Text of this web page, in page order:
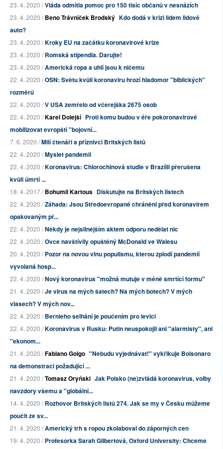
23. 4. 2020 /Vláda odmítla pomoc pro 150 tisíc občanů v nesnázích
23. 4. 2020 /Beno Trávníček Brodský Kdo dodá v krizi lidem lidové
auto?
23. 4. 2020 /Kroky EU na začátku koronavirové krize
23. 4. 2020 /Romská stipendia. Darujte!
23. 4. 2020 /Americká ropa a uhlí jsou k ničemu
22. 4. 2020 /OSN: Světu kvůli koronaviru hrozí hladomor "biblických"
rozměrů
22. 4. 2020 /V USA zemřelo od včerejška 2675 osob
22. 4. 2020 /Karel Dolejší Proti komu budou v éře pokoronavirové
mobilizovat evropští "bojovní...
7. 6. 2020 /Milí čtenáři a příznivci Britských listů
22. 4. 2020 /Myslet pandemii
22. 4. 2020 /Koronavirus: Chlorochinová studie v Brazílii přerušena
kvůli úmrtí ...
18. 4. 2017 /Bohumil Kartous Diskutujte na Britských listech
22. 4. 2020 /Záhada: Jsou Středoevropané chráněni před koronavirem
opakovaným př...
22. 4. 2020 /Někdy je nejsilnějším aktem odporu nedělat nic
22. 4. 2020 /Ovce navštívily opuštěný McDonald ve Walesu
20. 4. 2020 /Pozor na novou vlnu populismu, kterou zplodí pandemií
vyvolaná hosp...
22. 4. 2020 /Nový koronavirus "možná mutuje v méně smrtící formu"
21. 4. 2020 /Je virus na mých šatech? Na mých botech? V mých
vlasech? V mých nov...
22. 4. 2020 /Bernieho selhání je poučením pro levici
22. 4. 2020 /Koronavirus v Rusku: Putin neuspokojil ani "alarmisty", ani
"ekonom...
21. 4. 2020 /Fabiano Golgo "Nebudu vyjednávat!" vykřikuje Bolsonaro
na demonstraci požadující ...
21. 4. 2020 /Tomasz Oryński Jak Polsko (ne)zvládá koronavirus, volby
navzdory všemu a "globální...
14. 4. 2020 /Rozhovor Britských listů 274. Jak se my v Česku můžeme
poučit ze sv...
21. 4. 2020 /Americký trh s ropou zkolaboval do záporných cen
19. 4. 2020 /Profesorka Sarah Gilbertová, Oxford University: Chceme